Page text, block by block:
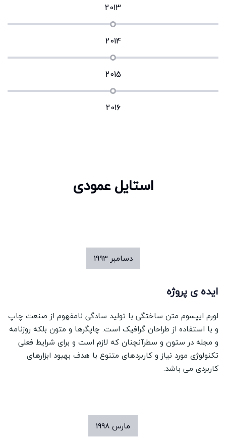
2013
2014
2015
2016
استایل عمودی
دسامبر 1993
ایده ی پروژه
لورم ایپسوم متن ساختگی با تولید سادگی نامفهوم از صنعت چاپ
و با استفاده از طراحان گرافیک است. چاپگرها و متون بلکه روزنامه
و مجله در ستون و سطرآنچنان که لازم است و برای شرایط فعلی
تکنولوژی مورد نیاز و کاربردهای متنوع با هدف بهبود ابزارهای
کاربردی می باشد.
مارس1998